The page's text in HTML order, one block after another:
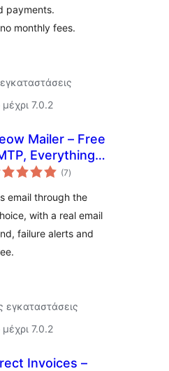
payments.
monthly fees.
7.0.2
Mailer – Free
Everything
(7αξιολογήσεις
σύνολο
)
email through the
with a real email
failure alerts and
εγκαταστάσεις
7.0.2
Invoices –